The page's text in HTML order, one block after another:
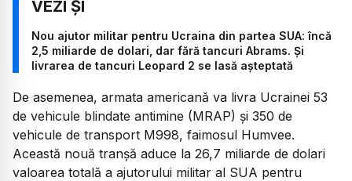
Nou ajutor militar pentru Ucraina din partea SUA: încă
2,5 miliarde de dolari, dar fără tancuri Abrams. Și
livrarea de tancuri Leopard 2 se lasă așteptată
De asemenea, armata americană va livra Ucrainei 53
de vehicule blindate antimine (MRAP) şi 350 de
vehicule de transport M998, faimosul Humvee.
Această nouă tranşă aduce la 26,7 miliarde de dolari
valoarea totală a ajutorului militar al SUA pentru